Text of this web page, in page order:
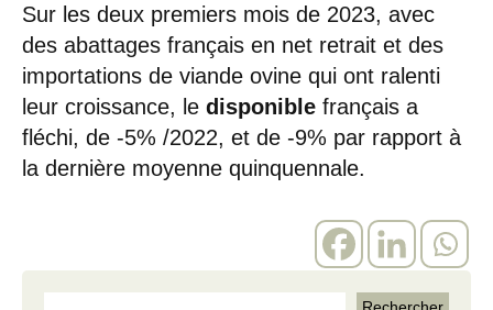
Sur les deux premiers mois de 2023, avec
des abattages français en net retrait et des
importations de viande ovine qui ont ralenti
leur croissance, le disponible français a
fléchi, de -5% /2022, et de -9% par rapport à
la dernière moyenne quinquennale.